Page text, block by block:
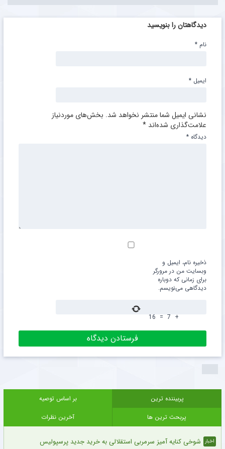
دیدگاهتان را بنویسید
نشانی ایمیل شما منتشر نخواهد شد. بخش‌های موردنیاز
علامت‌گذاری شده‌اند *
دیدگاه *
نام *
ایمیل *
ذخیره نام، ایمیل و
وبسایت من در مرورگر
برای زمانی که دوباره
دیدگاهی می‌نویسم.
+
7
=
16
پربیننده ترین
بر اساس توصیه
پربحث ترین ها
آخرین نظرات
اخبار شوخی کنایه آمیز سرمربی استقلالی به خرید جدید پرسپولیس